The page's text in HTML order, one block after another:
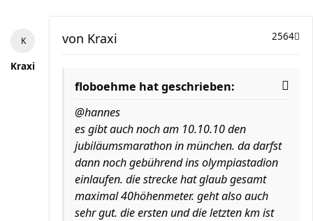
Kraxi
2564
von Kraxi
floboehme hat geschrieben:
@hannes
es gibt auch noch am 10.10.10 den
jubiläumsmarathon in münchen. da darfst
dann noch gebührend ins olympiastadion
einlaufen. die strecke hat glaub gesamt
maximal 40höhenmeter. geht also auch
sehr gut. die ersten und die letzten km ist